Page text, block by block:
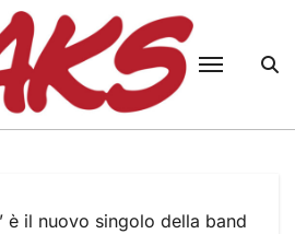
è il nuovo singolo della band